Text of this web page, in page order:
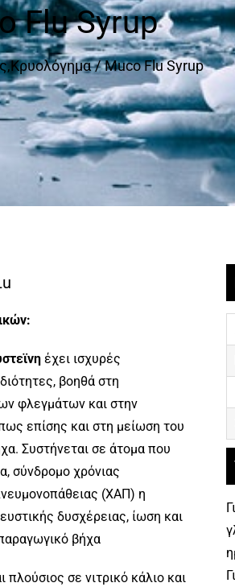
Flu Syrup
,Κρυολόγημα Muco Flu Syrup
έχει ισχυρές
βοηθά στη
φλεγμάτων και στην
επίσης και στη μείωση του
Συστήνεται σε άτομα που
σύνδρομο χρόνιας
(ΧΑΠ) η
δυσχέρειας, ίωση και
βήχα
πλούσιος σε νιτρικό κάλιο και